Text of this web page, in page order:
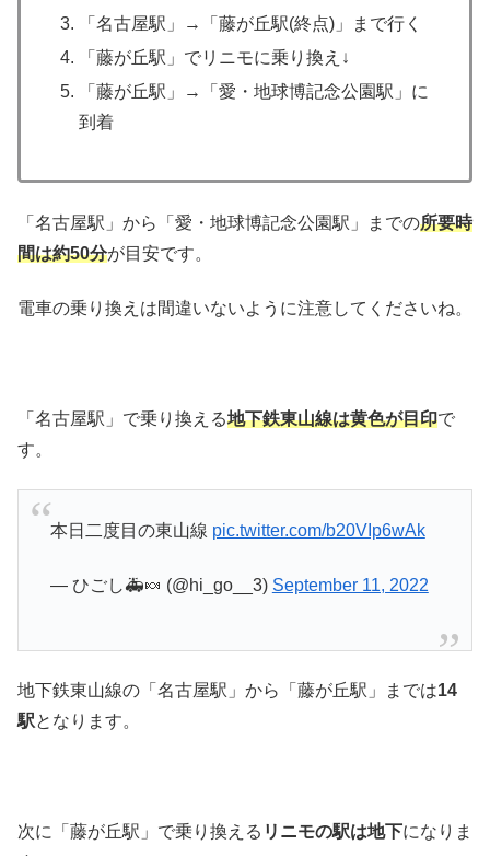
「名古屋駅」→「藤が丘駅(終点)」まで行く
「藤が丘駅」でリニモに乗り換え↓
「藤が丘駅」→「愛・地球博記念公園駅」に
到着
「名古屋駅」から「愛・地球博記念公園駅」までの所要時
間は約50分が目安です。
電車の乗り換えは間違いないように注意してくださいね。
「名古屋駅」で乗り換える地下鉄東山線は黄色が目印で
す。
本日二度目の東山線 pic.twitter.com/b20VIp6wAk
— ひごし🚑🍬 (@hi_go__3) September 11, 2022
地下鉄東山線の「名古屋駅」から「藤が丘駅」までは14
駅となります。
次に「藤が丘駅」で乗り換える リニモの駅は地下になりま